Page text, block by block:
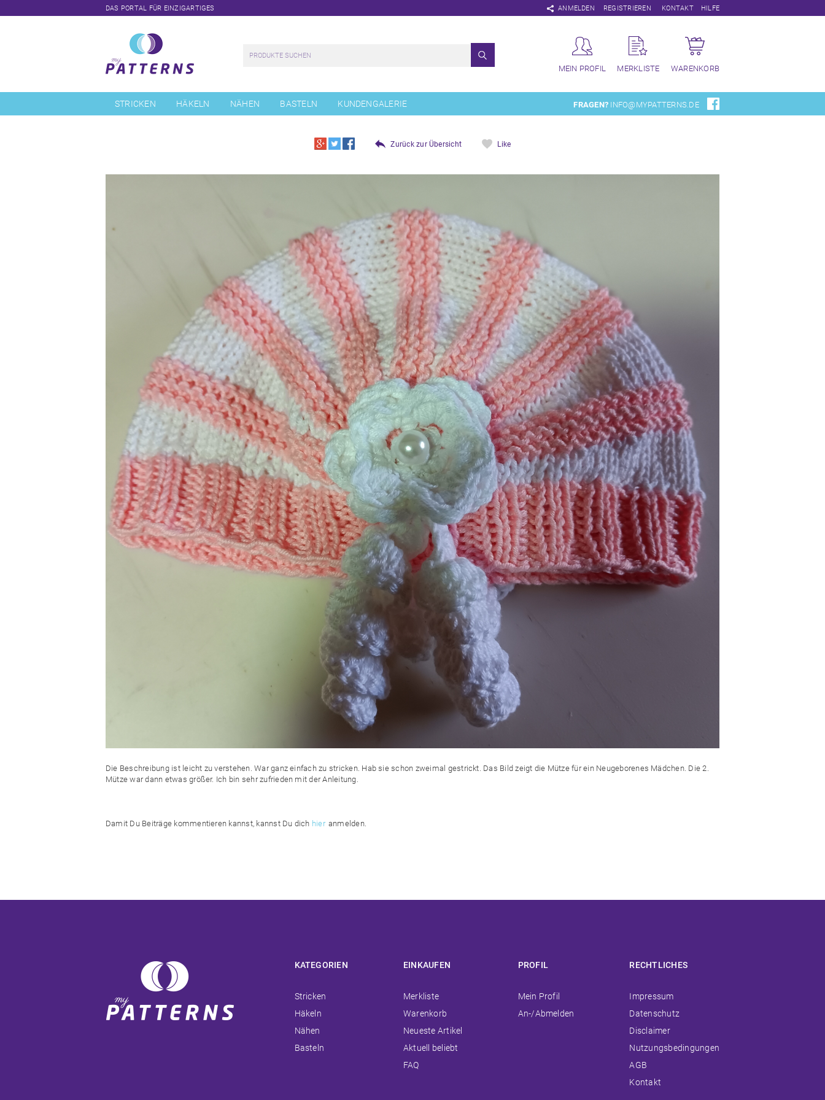
DAS PORTAL FÜR EINZIGARTIGES ANMELDEN
Navigation
überspringen
REGISTRIEREN KONTAKT HILFE
MEIN PROFIL MERKLISTE WARENKORB
überspringen
STRICKEN HÄKELN NÄHEN BASTELN KUNDENGALERIE FRAGEN? INFO@MYPATTERNS.DE
Zurück zur Übersicht Like
Die Beschreibung ist leicht zu verstehen. War ganz einfach zu stricken. Hab sie schon zweimal gestrickt. Das Bild zeigt die Mütze für ein Neugeborenes Mädchen. Die 2.
Mütze war dann etwas größer. Ich bin sehr zufrieden mit der Anleitung.
Damit Du Beiträge kommentieren kannst, kannst Du dich hier anmelden.
KATEGORIEN
Navigation
überspringen
Stricken
Häkeln
Nähen
Basteln
EINKAUFEN
Navigation
überspringen
Merkliste
Warenkorb
Neueste Artikel
Aktuell beliebt
FAQ
PROFIL
Navigation
überspringen
Mein Profil
An-/Abmelden
RECHTLICHES
Navigation
überspringen
Impressum
Datenschutz
Disclaimer
Nutzungsbedingungen
AGB
Kontakt